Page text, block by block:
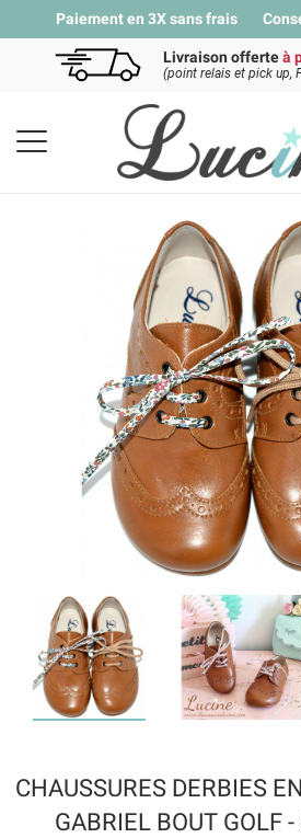
Paiement en 3X sans frais
Livraison offerteà
(point relais et pick up,
CHAUSSURES DERBIES
GABRIEL BOUT GOLF